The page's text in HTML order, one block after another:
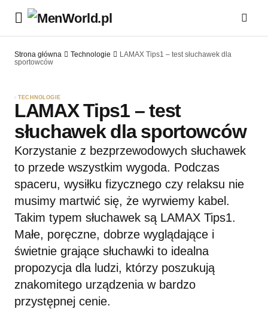
Strona główna Technologie
LAMAX Tips1 – test słuchawek dla
sportowców
TECHNOLOGIE
LAMAX Tips1 – test
słuchawek dla sportowców
Korzystanie z bezprzewodowych słuchawek
to przede wszystkim wygoda. Podczas
spaceru, wysiłku fizycznego czy relaksu nie
musimy martwić się, że wyrwiemy kabel.
Takim typem słuchawek są LAMAX Tips1.
Małe, poręczne, dobrze wyglądające i
świetnie grające słuchawki to idealna
propozycja dla ludzi, którzy poszukują
znakomitego urządzenia w bardzo
przystępnej cenie.